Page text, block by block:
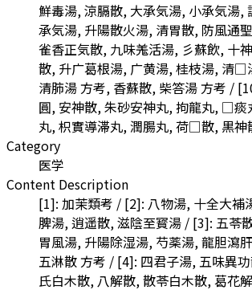
鮮毒湯, 涼膈散, 大承気湯, 小承気湯,
承気湯, 升陽散火湯, 清胃散, 防風通
雀香正気散, 九味羗活湯, 彡蘇飲, 十
散, 升广葛根湯, 广黄湯, 桂枝湯, 清□
清肺湯 方考, 香蘇散, 柴答湯 方考 /
圓, 安神散, 朱砂安神丸, 拘龍丸, □
丸, 枳實導滞丸, 潤腸丸, 荷□散, 黒神
Category
医学
Content Description
[1]: 加茉類考 / [2]: 八物湯, 十全大補
脾湯, 逍遥散, 滋陰至寳湯 / [3]: 五苓
胃風湯, 升陽除湿湯, 芍薬湯, 龍胆瀉
五淋散 方考 / [4]: 四君子湯, 五味異
氏白木散, 八解散, 散苓白木散, 葛花